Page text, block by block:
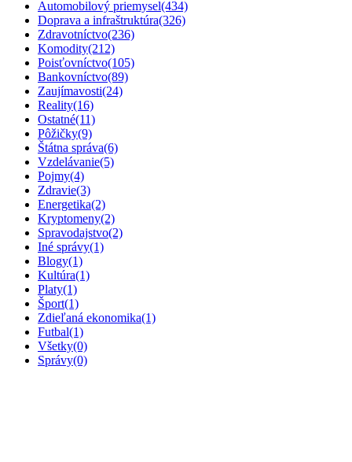
Automobilový priemysel(434)
Doprava a infraštruktúra(326)
Zdravotníctvo(236)
Komodity(212)
Poisťovníctvo(105)
Bankovníctvo(89)
Zaujímavosti(24)
Reality(16)
Ostatné(11)
Pôžičky(9)
Štátna správa(6)
Vzdelávanie(5)
Pojmy(4)
Zdravie(3)
Energetika(2)
Kryptomeny(2)
Spravodajstvo(2)
Iné správy(1)
Blogy(1)
Kultúra(1)
Platy(1)
Šport(1)
Zdieľaná ekonomika(1)
Futbal(1)
Všetky(0)
Správy(0)